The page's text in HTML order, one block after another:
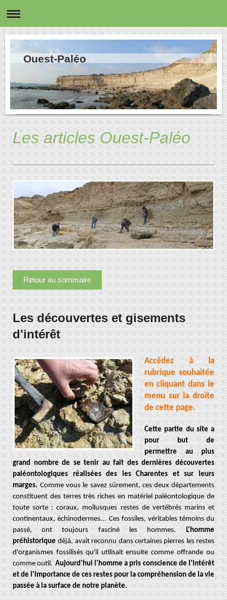
Ouest-Paléo
Les articles Ouest-Paléo
Retour au sommaire
Les découvertes et gisements
d'intérêt
Accédez à la
rubrique souhaitée
en cliquant dans le
menu sur la droite
de cette page.
Cette partie du site a
pour but de
permettre au plus
grand nombre de se tenir au fait des dernières découvertes
paléontologiques réalisées des les Charentes et sur leurs
marges. Comme vous le savez sûrement, ces deux départements
constituent des terres très riches en matériel paléontologique de
toute sorte : coraux, mollusques restes de vertébrés marins et
continentaux, échinodermes... Ces fossiles, véritables témoins du
passé, ont toujours fasciné les hommes.
L'homme
préhistorique déjà, avait reconnu dans certaines pierres les restes
d'organismes fossilisés qu'il utilisait ensuite comme offrande ou
comme outil. Aujourd'hui l'homme a pris conscience de l'intérêt
et de l'importance de ces restes pour la compréhension de la vie
passée à la surface de notre planète.